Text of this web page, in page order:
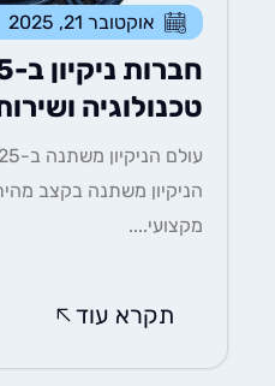
אוקטובר 21, 2025
טכנולוגיה ושירות
הניקיון משתנה בקצב מהיר.
מקצועי....
תקרא עוד